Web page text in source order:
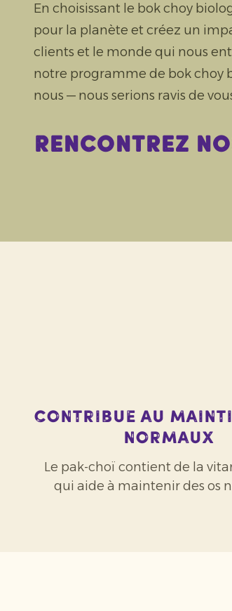
En choisissant le bok choy
pour la planète et créez un
clients et le monde qui nous
notre programme de bok choy
nous — nous serions ravis de
Rencontrez
Contribue au
normaux
Le pak-choï contient de la
qui aide à maintenir des os